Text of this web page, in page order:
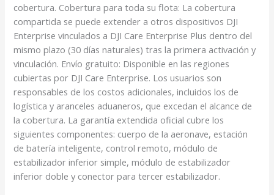
cobertura. Cobertura para toda su flota: La cobertura
compartida se puede extender a otros dispositivos DJI
Enterprise vinculados a DJI Care Enterprise Plus dentro del
mismo plazo (30 días naturales) tras la primera activación y
vinculación. Envío gratuito: Disponible en las regiones
cubiertas por DJI Care Enterprise. Los usuarios son
responsables de los costos adicionales, incluidos los de
logística y aranceles aduaneros, que excedan el alcance de
la cobertura. La garantía extendida oficial cubre los
siguientes componentes: cuerpo de la aeronave, estación
de batería inteligente, control remoto, módulo de
estabilizador inferior simple, módulo de estabilizador
inferior doble y conector para tercer estabilizador.